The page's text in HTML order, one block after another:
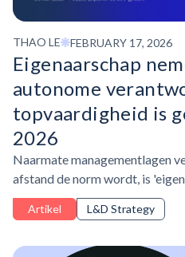
THAO LE FEBRUARY 17, 2026
Eigenaarschap
autonome
topvaardigheid is
2026
Naarmate managementlagen
afstand de norm wordt, is
gestegen en een top 5
Artikel L&D Strategy